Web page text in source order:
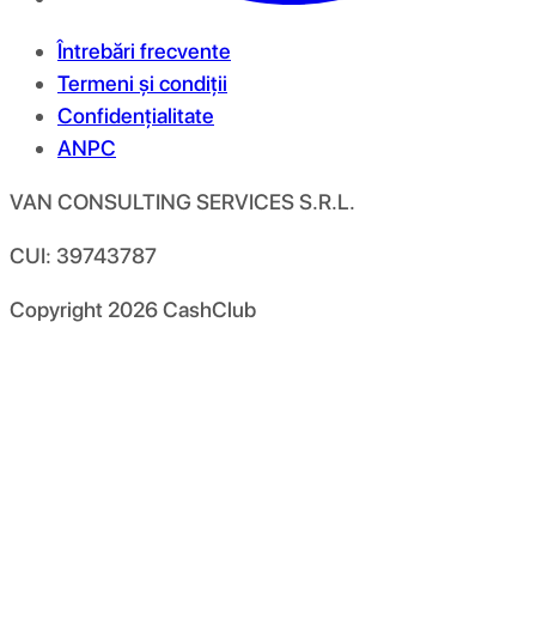
Întrebări frecvente
Termeni și condiții
Confidențialitate
ANPC
VAN CONSULTING SERVICES S.R.L.
CUI: 39743787
Copyright 2026CashClub